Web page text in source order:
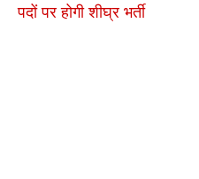
पदों पर होगी शीघ्र भर्ती